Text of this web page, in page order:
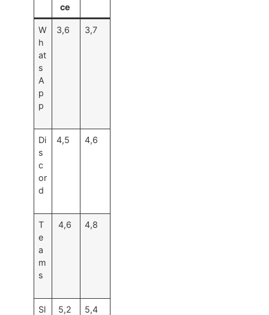
ce
W
h
at
s
A
p
p
3,6 3,7
Di
s
c
or
d
4,5 4,6
T
e
a
m
s
4,6 4,8
Sl
5,2 5,4